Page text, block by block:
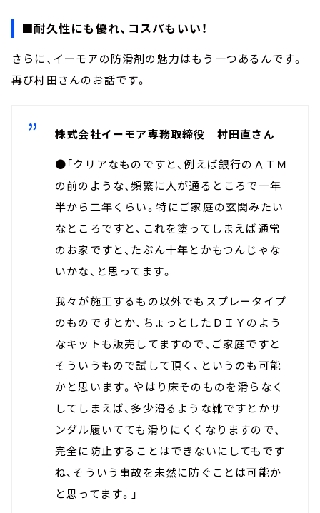
■耐久性にも優れ、コスパもいい！
さらに、イーモアの防滑剤の魅力はもう一つあるんです。
再び村田さんのお話です。
株式会社イーモア専務取締役 村田直さん
●「クリアなものですと、例えば銀行のＡＴＭ
の前のような、頻繁に人が通るところで一年
半から二年くらい。特にご家庭の玄関みたい
なところですと、これを塗ってしまえば通常
のお家ですと、たぶん十年とかもつんじゃな
いかな、と思ってます。
我々が施工するもの以外でもスプレータイプ
のものですとか、ちょっとしたＤＩＹのよう
なキットも販売してますので、ご家庭ですと
そういうもので試して頂く、というのも可能
かと思います。やはり床そのものを滑らなく
してしまえば、多少滑るような靴ですとかサ
ンダル履いてても滑りにくくなりますので、
完全に防止することはできないにしてもです
ね、そういう事故を未然に防ぐことは可能か
と思ってます。」